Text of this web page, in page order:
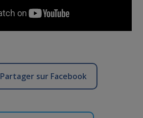
Partager sur Facebook